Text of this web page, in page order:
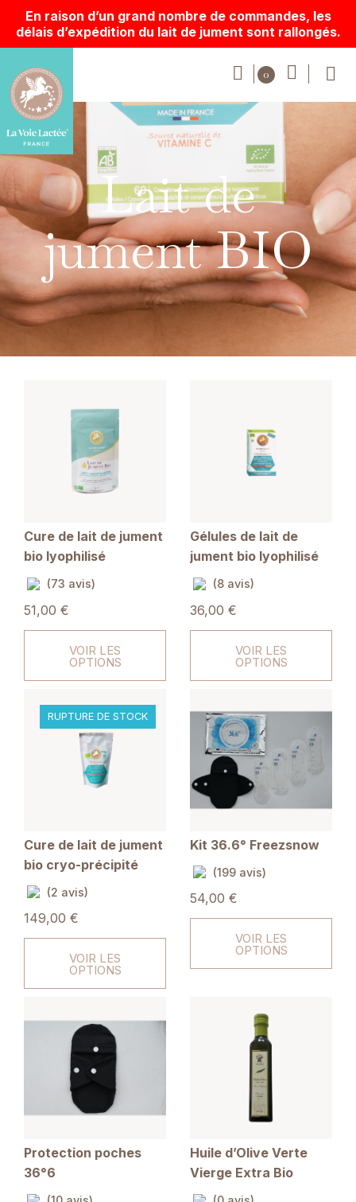
En raison d’un grand nombre de commandes, les
délais d’expédition du lait de jument sont rallongés.
Lait de
jument BIO
Cure de lait de jument
bio lyophilisé
(73 avis)
51,00 €
VOIR LES
OPTIONS
Gélules de lait de
jument bio lyophilisé
(8 avis)
36,00 €
VOIR LES
OPTIONS
RUPTURE DE STOCK
Cure de lait de jument
bio cryo-précipité
(2 avis)
149,00 €
VOIR LES
OPTIONS
Kit 36.6° Freezsnow
(199 avis)
54,00 €
VOIR LES
OPTIONS
Protection poches
36°6
Huile d’Olive Verte
Vierge Extra Bio